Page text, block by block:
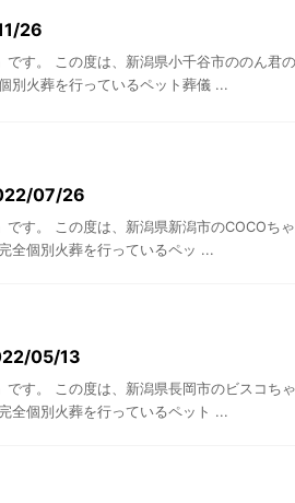
26
す。 この度は、新潟県小千谷市ののん君
別火葬を行っているペット葬儀 ...
07/26
す。 この度は、新潟県新潟市のCOCOち
全個別火葬を行っているペッ ...
05/13
す。 この度は、新潟県長岡市のビスコち
全個別火葬を行っているペット ...